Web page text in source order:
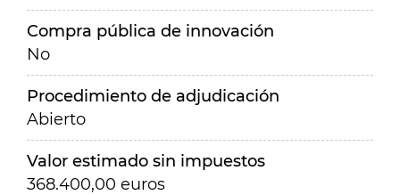
Compra pública de innovación
No
Procedimiento de adjudicación
Abierto
Valor estimado sin impuestos
368.400,00 euros